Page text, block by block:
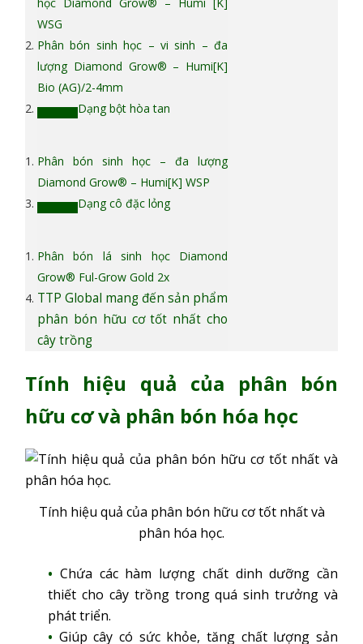
WSG
Phân bón sinh học – vi sinh – đa
lượng Diamond Grow® – Humi[K]
Bio (AG)/2-4mm
Dạng bột hòa tan
Phân bón sinh học – đa lượng
Diamond Grow® – Humi[K] WSP
Dạng cô đặc lỏng
Phân bón lá sinh học Diamond
Grow® Ful-Grow Gold 2x
TTP Global mang đến sản phẩm
phân bón hữu cơ tốt nhất cho
cây trồng
Tính hiệu quả của phân bón
hữu cơ và phân bón hóa học
Tính hiệu quả của phân bón hữu cơ tốt nhất và
phân hóa học.
Chứa các hàm lượng chất dinh dưỡng cần
thiết cho cây trồng trong quá sinh trưởng và
phát triển.
Giúp cây có sức khỏe, tăng chất lượng sản